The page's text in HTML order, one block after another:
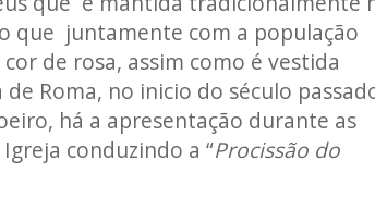
que juntamente com a população
de rosa, assim como é vestida
Roma, no inicio do século
há a apresentação durante as
conduzindo a “Procissão do